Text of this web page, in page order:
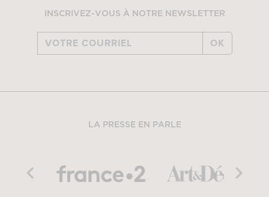
INSCRIVEZ-VOUS À NOTRE NEWSLETTER
OK
LA PRESSE EN PARLE